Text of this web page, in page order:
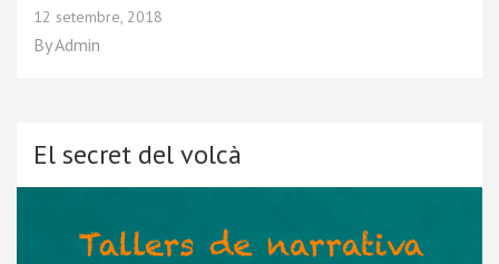
12 setembre, 2018
ByAdmin
El secret del volcà